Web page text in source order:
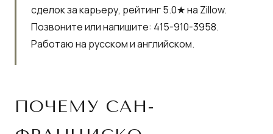
сделок за карьеру, рейтинг 5.0★ на Zillow.
Позвоните или напишите: 415-910-3958.
Работаю на русском и английском.
ПОЧЕМУ САН-